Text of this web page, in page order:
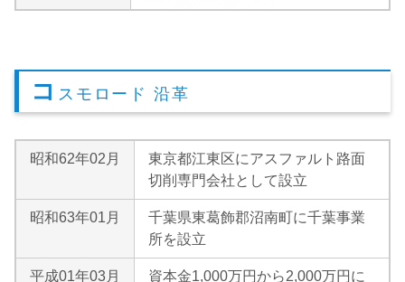
コ スモロード 沿革
昭和62年02月
東京都江東区にアスファルト路面
切削専門会社として設立
昭和63年01月
千葉県東葛飾郡沼南町に千葉事業
所を設立
平成01年03月
資本金1,000万円から2,000万円に